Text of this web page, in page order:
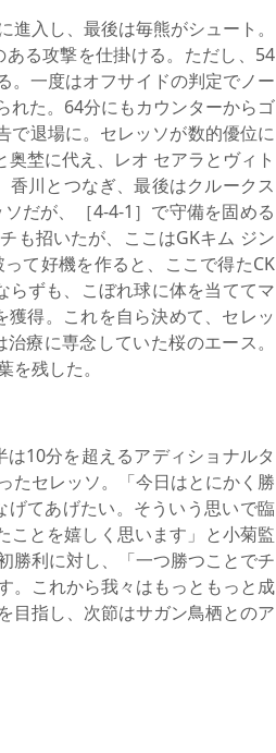
入し、最後は毎熊がシュート。
る攻撃を仕掛ける。ただし、54
。一度はオフサイドの判定でノー
れた。64分にもカウンターからゴ
で退場に。セレッソが数的優位に
埜に代え、レオ セアラとヴィト
川とつなぎ、最後はクルークス
だが、［4-4-1］で守備を固める
も招いたが、ここはGKキム ジン
て好機を作ると、ここで得たCK
ずも、こぼれ球に体を当ててマ
得。これを自ら決めて、セレッ
療に専念していた桜のエース。
残した。
10分を超えるアディショナルタ
たセレッソ。「今日はとにかく勝
てあげたい。そういう思いで臨
ことを嬉しく思います」と小菊監
勝利に対し、「一つ勝つことでチ
。これから我々はもっともっと成
目指し、次節はサガン鳥栖とのア